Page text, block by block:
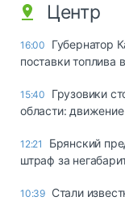
Центр
16:00
Губернатор
поставки топлива
15:40
Грузовики
области:
12:21
Брянский
штраф за
10:39 Стали